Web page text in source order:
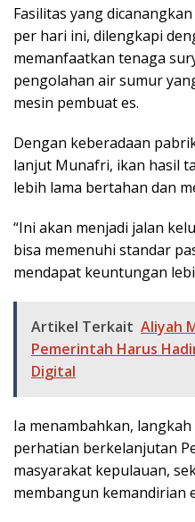
Fasilitas yang
per hari ini, dilengkapi
memanfaatkan tenaga
pengolahan air sumur
mesin pembuat es.
Dengan keberadaan
lanjut Munafri, ikan hasil
lebih lama bertahan dan
“Ini akan menjadi jalan
bisa memenuhi standar
mendapat keuntungan
Artikel Terkait Aliyah
Pemerintah Harus
Digital
Ia menambahkan,
perhatian berkelanjutan
masyarakat kepulauan,
membangun kemandirian